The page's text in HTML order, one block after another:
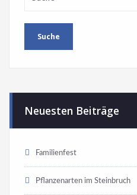
Neuesten Beiträge
Familienfest
Pflanzenarten im Steinbruch